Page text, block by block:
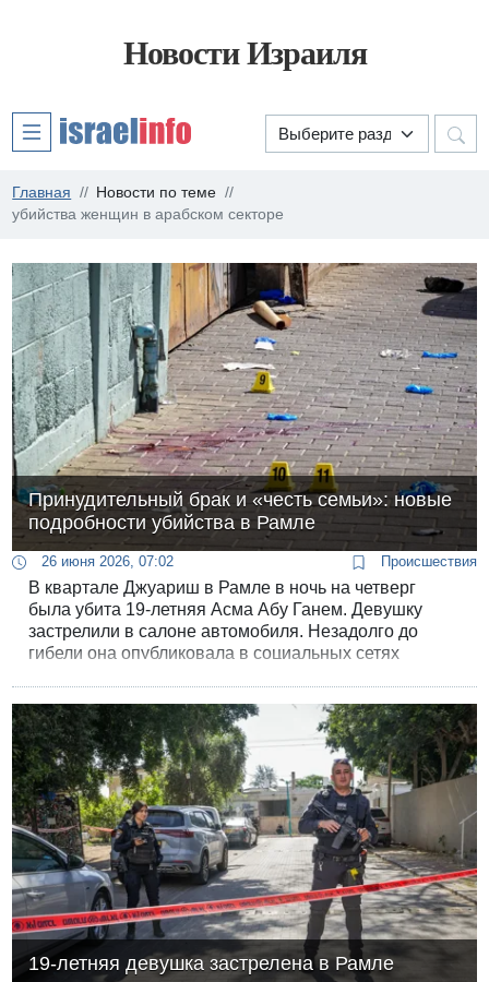
Новости Израиля
Главная
Новости по теме
убийства женщин в арабском секторе
Принудительный брак и «честь семьи»: новые
подробности убийства в Рамле
26 июня 2026, 07:02 Происшествия
В квартале Джуариш в Рамле в ночь на четверг
была убита 19-летняя Асма Абу Ганем. Девушку
застрелили в салоне автомобиля. Незадолго до
гибели она опубликовала в социальных сетях
заманили в город, устроив засаду. До этого Асма
уехала из Рамлы, пытаясь скрыться от
преследователей.
19-летняя девушка застрелена в Рамле